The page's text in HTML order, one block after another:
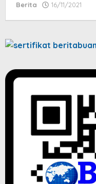
Berita 16/11/2021